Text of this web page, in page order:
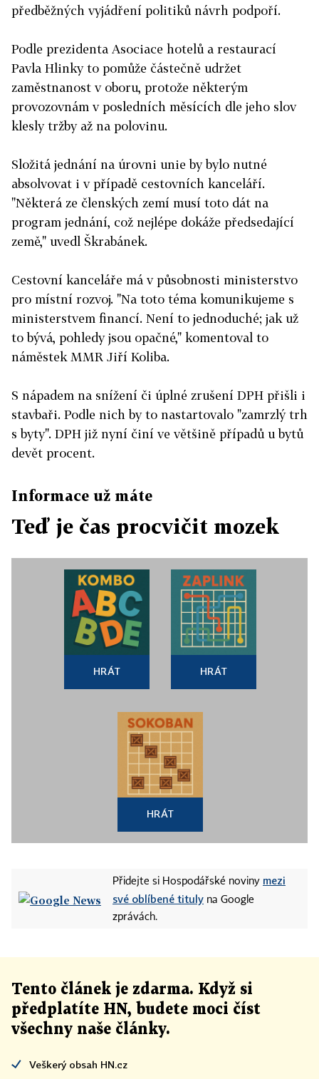
předběžných vyjádření politiků návrh podpoří.
Podle prezidenta Asociace hotelů a restaurací
Pavla Hlinky to pomůže částečně udržet
zaměstnanost v oboru, protože některým
provozovnám v posledních měsících dle jeho slov
klesly tržby až na polovinu.
Složitá jednání na úrovni unie by bylo nutné
absolvovat i v případě cestovních kanceláří.
"Některá ze členských zemí musí toto dát na
program jednání, což nejlépe dokáže předsedající
země," uvedl Škrabánek.
Cestovní kanceláře má v působnosti ministerstvo
pro místní rozvoj. "Na toto téma komunikujeme s
ministerstvem financí. Není to jednoduché; jak už
to bývá, pohledy jsou opačné," komentoval to
náměstek MMR Jiří Koliba.
S nápadem na snížení či úplné zrušení DPH přišli i
stavbaři. Podle nich by to nastartovalo "zamrzlý trh
s byty". DPH již nyní činí ve většině případů u bytů
devět procent.
Informace už máte
Teď je čas procvičit mozek
HRÁT HRÁT
HRÁT
Přidejte si Hospodářské noviny mezi
své oblíbené tituly na Google
zprávách.
Tento článek je zdarma. Když si
předplatíte HN, budete moci číst
všechny naše články.
Veškerý obsah HN.cz